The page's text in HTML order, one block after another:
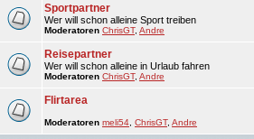
Sportpartner
Wer will schon alleine Sport treiben
Moderatoren ChrisGT, Andre
Reisepartner
Wer will schon alleine in Urlaub fahren
Moderatoren ChrisGT, Andre
Flirtarea
Moderatoren meli54 ChrisGT, Andre